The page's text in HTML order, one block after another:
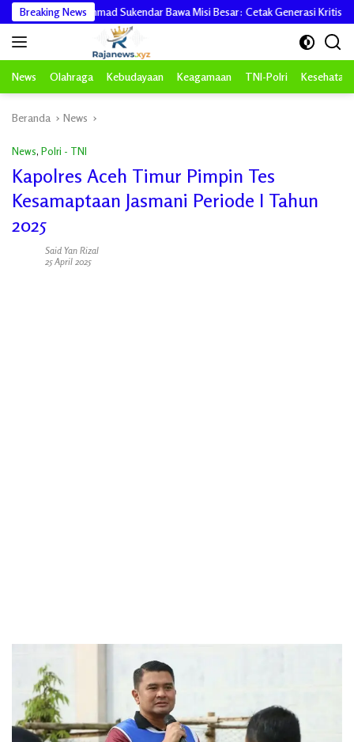
Langsung
ke
konten
Breaking News
TB Rahmad Sukendar Bawa Misi Besar: Cetak Generasi Kritis dan
News Olahraga Kebudayaan Keagamaan TNI-Polri Kesehatan
Beranda News
News, Polri - TNI
Kapolres Aceh Timur Pimpin Tes
Kesamaptaan Jasmani Periode I Tahun
2025
Said Yan Rizal
25 April 2025